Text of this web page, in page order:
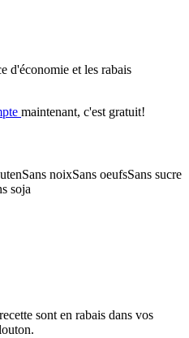
d'économie et les rabais
maintenant, c'est gratuit!
Sans noixSans oeufsSans sucre
soja
sont en rabais dans vos